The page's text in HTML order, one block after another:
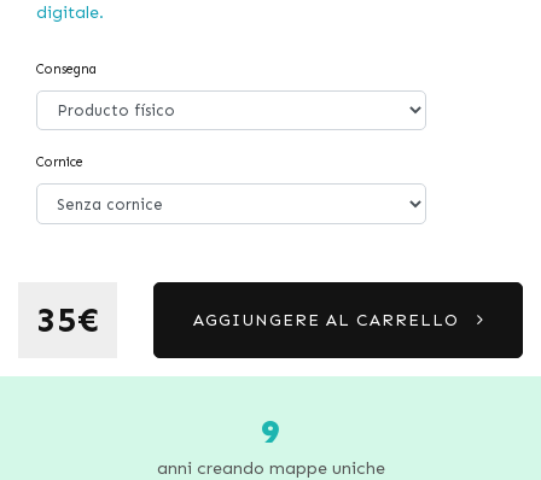
digitale.
Consegna
Cornice
35€ AGGIUNGERE AL CARRELLO
9
anni creando mappe uniche